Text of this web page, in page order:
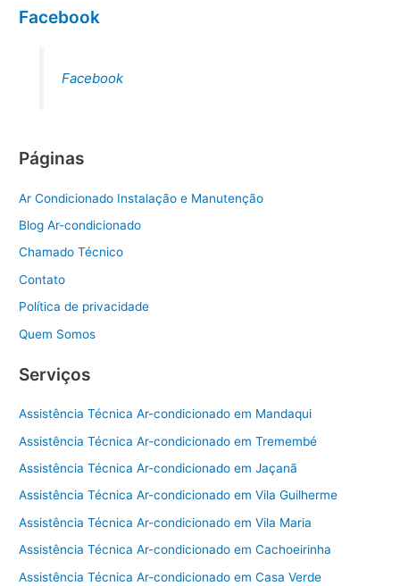
Facebook
Facebook
Páginas
Ar Condicionado Instalação e Manutenção
Blog Ar-condicionado
Chamado Técnico
Contato
Política de privacidade
Quem Somos
Serviços
Assistência Técnica Ar-condicionado em Mandaqui
Assistência Técnica Ar-condicionado em Tremembé
Assistência Técnica Ar-condicionado em Jaçanã
Assistência Técnica Ar-condicionado em Vila Guilherme
Assistência Técnica Ar-condicionado em Vila Maria
Assistência Técnica Ar-condicionado em Cachoeirinha
Assistência Técnica Ar-condicionado em Casa Verde